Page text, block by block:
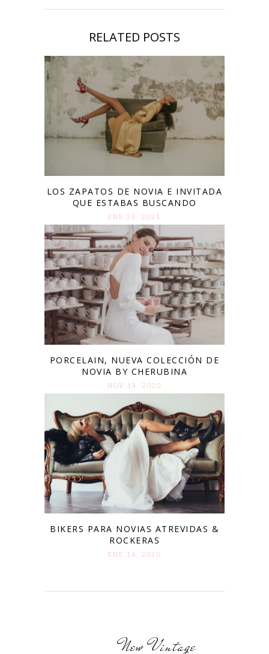
RELATED POSTS
LOS ZAPATOS DE NOVIA E INVITADA
QUE ESTABAS BUSCANDO
ENE 26. 2021
PORCELAIN, NUEVA COLECCIÓN DE
NOVIA BY CHERUBINA
NOV 19. 2020
BIKERS PARA NOVIAS ATREVIDAS &
ROCKERAS
ENE 14. 2020
New Vintage